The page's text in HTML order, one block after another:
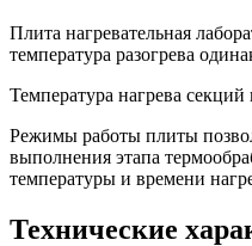
Плита нагревательная
температура разогрева
Температура нагрева
Режимы работы плиты
выполнения этапа
температуры и времени
Технические